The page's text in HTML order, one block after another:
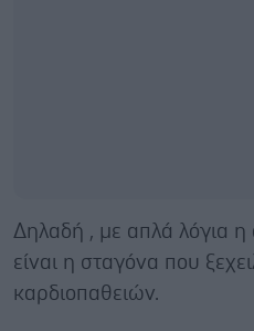
Δηλαδή , με απλά λόγια
είναι η σταγόνα που
καρδιοπαθειών.